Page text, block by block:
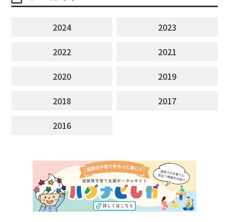
2024
2023
2022
2021
2020
2019
2018
2017
2016